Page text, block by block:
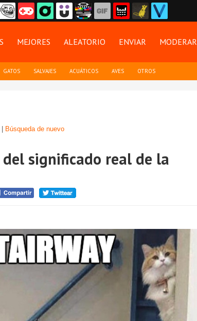
MEJORES ALEATORIO ENVIAR MODERAR
GATOS SALVAJES ACUÁTICOS AVES OTROS
Búsqueda de nuevo
significado real de la